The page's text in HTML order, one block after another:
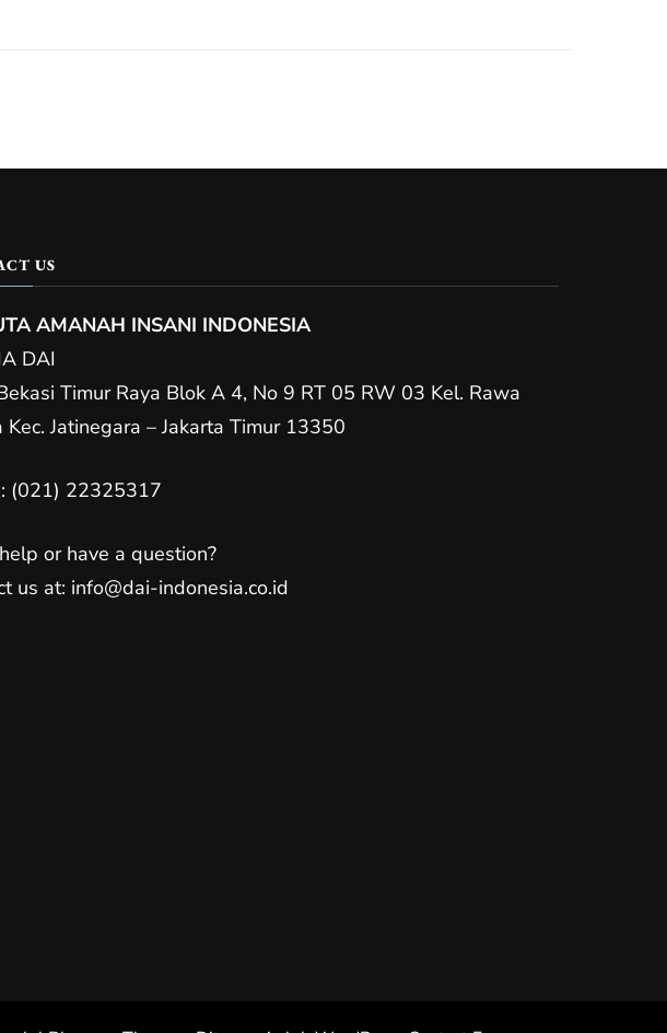
US
AMANAH INSANI INDONESIA
DAI
Timur Raya Blok A 4, No 9 RT 05 RW 03 Kel. Rawa
Kec. Jatinegara – Jakarta Timur 13350
(021) 22325317
or have a question?
us at: info@dai-indonesia.co.id